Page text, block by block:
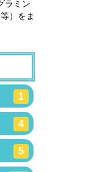
ラミン
）をま
1
4
5